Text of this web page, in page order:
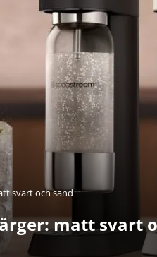
svart och sand
matt svart